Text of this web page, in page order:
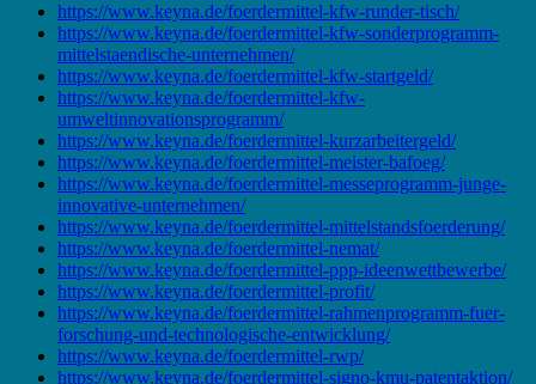
https://www.keyna.de/foerdermittel-kfw-runder-tisch/
https://www.keyna.de/foerdermittel-kfw-sonderprogramm-
mittelstaendische-unternehmen/
https://www.keyna.de/foerdermittel-kfw-startgeld/
https://www.keyna.de/foerdermittel-kfw-
umweltinnovationsprogramm/
https://www.keyna.de/foerdermittel-kurzarbeitergeld/
https://www.keyna.de/foerdermittel-meister-bafoeg/
https://www.keyna.de/foerdermittel-messeprogramm-junge-
innovative-unternehmen/
https://www.keyna.de/foerdermittel-mittelstandsfoerderung/
https://www.keyna.de/foerdermittel-nemat/
https://www.keyna.de/foerdermittel-ppp-ideenwettbewerbe/
https://www.keyna.de/foerdermittel-profit/
https://www.keyna.de/foerdermittel-rahmenprogramm-fuer-
forschung-und-technologische-entwicklung/
https://www.keyna.de/foerdermittel-rwp/
https://www.keyna.de/foerdermittel-signo-kmu-patentaktion/